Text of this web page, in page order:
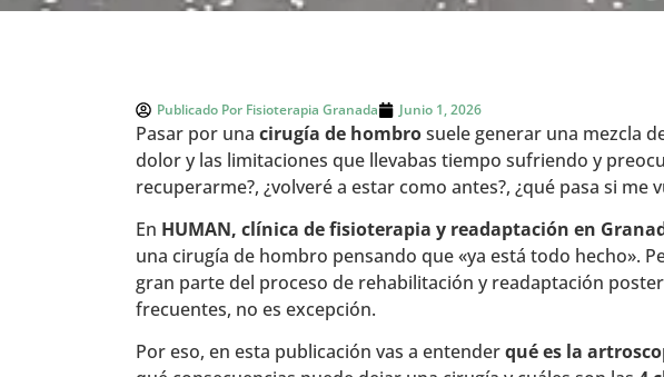
Publicado Por Fisioterapia Granada Junio 1, 2026
Pasar por una cirugía de hombrosuele generar una mezcla
dolor y las limitaciones que llevabas tiempo sufriendo y
recuperarme?, ¿volveré a estar como antes?, ¿qué pasa si me
En HUMAN, clínica de fisioterapia y readaptación en
una cirugía de hombro pensando que «ya está todo hecho».
gran parte del proceso de rehabilitación y readaptación
frecuentes, no es excepción.
Por eso, en esta publicación vas a entenderqué es la